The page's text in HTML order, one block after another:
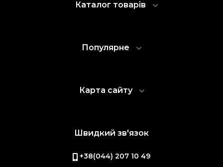
Каталог товарів
Популярне
Карта сайту
Швидкий зв'язок
+38(044) 207 10 49